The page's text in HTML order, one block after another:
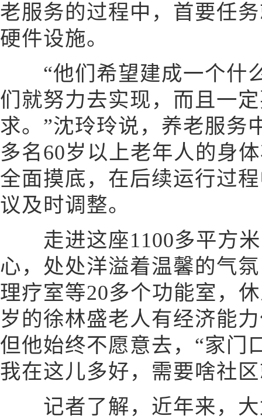
老服务的过程中，首要任
硬件设施。
“他们希望建成一个什
们就努力去实现，而且一
求。”沈玲玲说，养老服务
多名60岁以上老年人的身
全面摸底，在后续运行过
议及时调整。
走进这座1100多平方米
心，处处洋溢着温馨的气
理疗室等20多个功能室，
岁的徐林盛老人有经济能
但他始终不愿意去，“家门
我在这儿多好，需要啥社
记者了解，近年来，大